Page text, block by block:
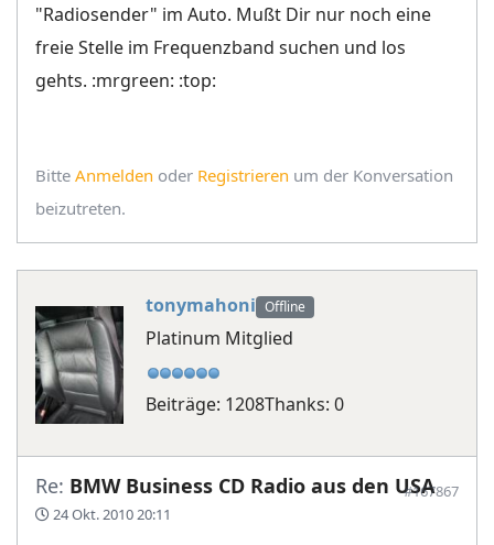
"Radiosender" im Auto. Mußt Dir nur noch eine
freie Stelle im Frequenzband suchen und los
gehts. :mrgreen: :top:
Bitte Anmelden oder Registrieren um der Konversation
beizutreten.
tonymahoni Offline
Platinum Mitglied
Beiträge: 1208Thanks: 0
Re: BMW Business CD Radio aus den USA
24 Okt. 2010 20:11
#167867